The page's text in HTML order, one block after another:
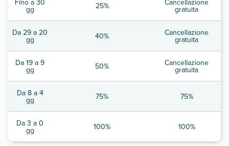
Fino a 30
gg 25% Cancellazione
gratuita
Da 29 a 20
gg 40% Cancellazione
gratuita
Da 19 a 9
gg 50% Cancellazione
gratuita
Da 8 a 4
gg 75% 75%
Da 3 a 0
gg 100% 100%